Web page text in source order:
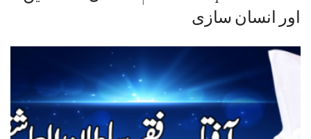
اور انسان سازی